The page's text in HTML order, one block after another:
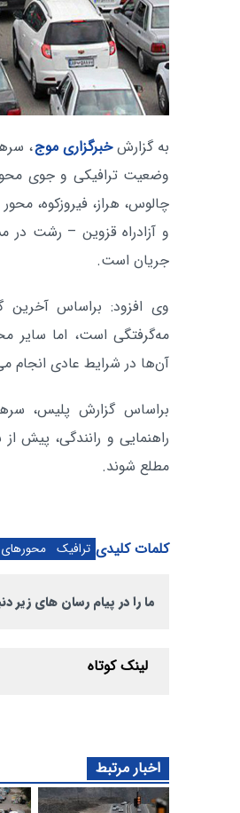
به گزارشخبرگزاری موج،
وضعیت ترافیکی و جوی
چالوس، هراز، فیروزکوه،
و آزادراه قزوین – رشت
جریان است.
وی افزود: براساس آخرین
مه‌گرفتگی است، اما سایر
آن‌ها در شرایط عادی انجام
براساس گزارش پلیس،
راهنمایی و رانندگی، پیش
مطلع شوند.
کلمات کلیدی ترافیک
ما را در پیام رسان های زیر
لینک کوتاه
اخبار مرتبط